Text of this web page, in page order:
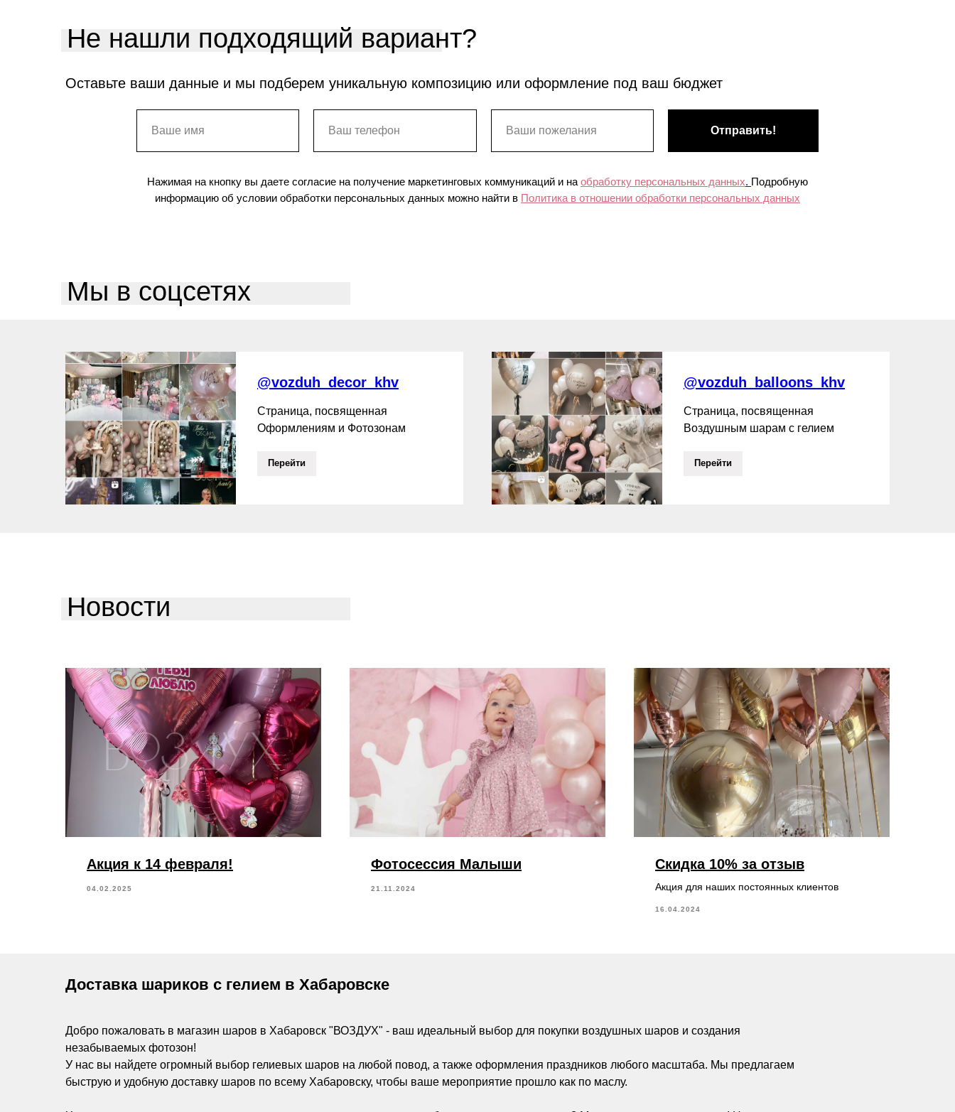
Не нашли подходящий вариант?
Оставьте ваши данные и мы подберем уникальную композицию или оформление под ваш бюджет
Отправить!
Нажимая на кнопку вы даете согласие на получение маркетинговых коммуникаций и на обработку персональных данных. Подробную
информацию об условии обработки персональных данных можно найти в Политика в отношении обработки персональных данных
Мы в соцсетях
@vozduh_decor_khv
Страница, посвященная
Оформлениям и Фотозонам
Перейти
@vozduh_balloons_khv
Страница, посвященная
Воздушным шарам с гелием
Перейти
Новости
Акция к 14 февраля!
04.02.2025
Фотосессия Малыши
21.11.2024
Скидка 10% за отзыв
Акция для наших постоянных клиентов
16.04.2024
Доставка шариков с гелием в Хабаровске
Добро пожаловать в магазин шаров в Хабаровск "ВОЗДУХ" - ваш идеальный выбор для покупки воздушных шаров и создания
незабываемых фотозон!
У нас вы найдете огромный выбор гелиевых шаров на любой повод, а также оформления праздников любого масштаба. Мы предлагаем
быструю и удобную доставку шаров по всему Хабаровску, чтобы ваше мероприятие прошло как по маслу.